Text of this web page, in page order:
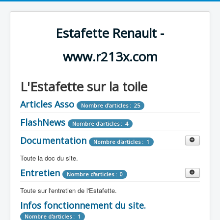
Estafette Renault -
www.r213x.com
L'Estafette sur la toile
Articles Asso Nombre d'articles : 25
FlashNews Nombre d'articles : 4
Documentation Nombre d'articles : 1
Toute la doc du site.
Revue de Presse Nombre d'articles : 9
Tous les articles que l'on a vu sur l'estafette !
Camping Car Nombre d'articles : 3
Entretien Nombre d'articles : 0
Toute sur l'entretien de l'Estafette.
Mécanique Nombre d'articles : 0
Infos fonctionnement du site.
Nombre d'articles : 1